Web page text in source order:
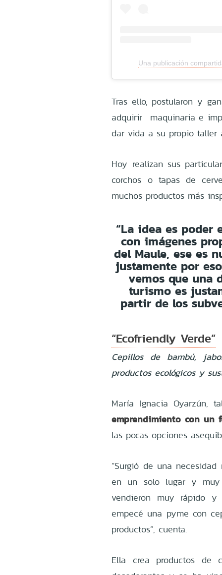
Una publicación
Tras ello, postularon y
adquirir maquinaria e
dar vida a su propio taller
Hoy realizan sus
corchos o tapas de
muchos productos más
“La idea es poder
con imágenes
del Maule, ese es
justamente por
vemos que una
turismo es
partir de los
“Ecofriendly Verde”
Cepillos de bambú,
productos ecológicos y
María Ignacia Oyarzún,
emprendimiento con un
las pocas opciones
“Surgió de una
en un solo lugar y muy
vendieron muy rápido
empecé una pyme con
productos”, cuenta.
Ella crea productos de